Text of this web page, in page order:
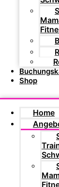
Shop
Home